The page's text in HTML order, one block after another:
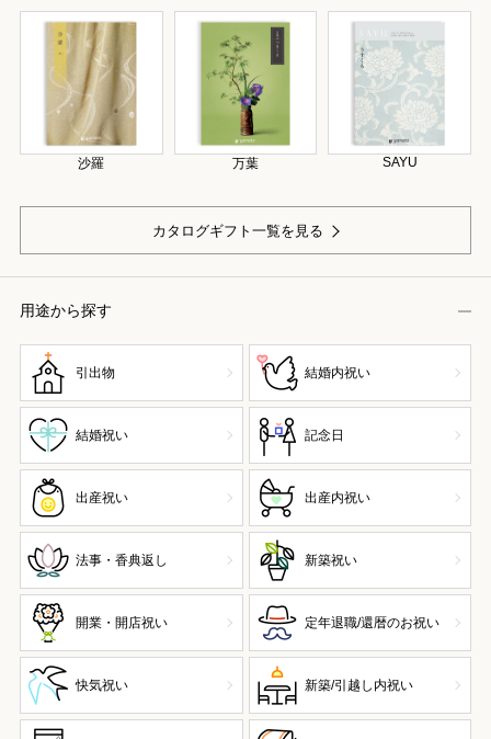
沙羅 万葉 SAYU
カタログギフト一覧を見る
用途から探す
引出物 結婚内祝い
結婚祝い 記念日
出産祝い 出産内祝い
法事・香典返し 新築祝い
開業・開店祝い 定年退職/還暦のお祝い
快気祝い 新築/引越し内祝い